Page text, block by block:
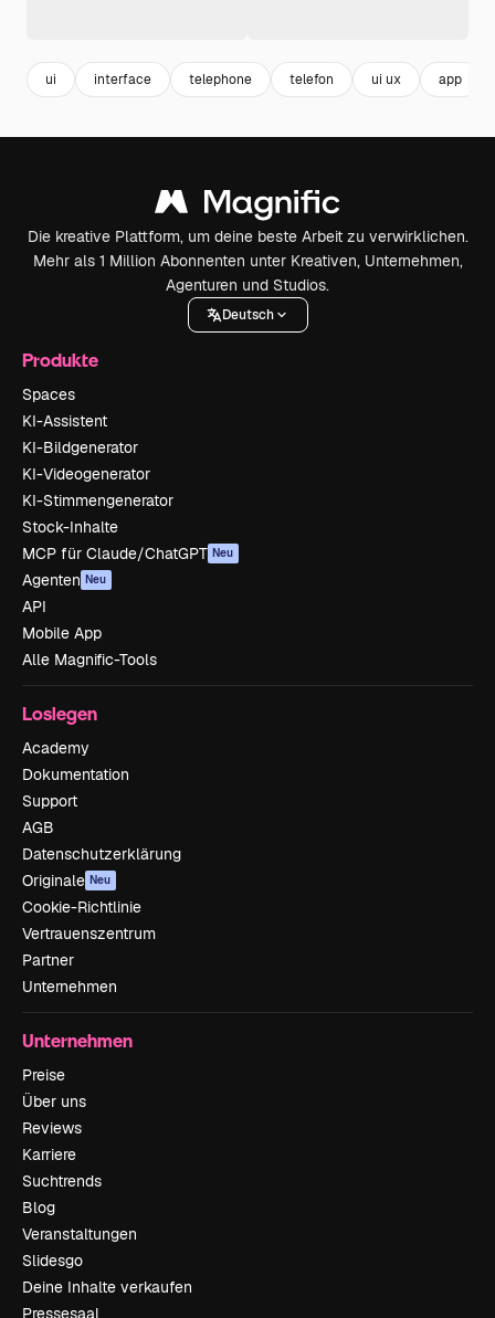
ui interface telephone telefon ui ux app
Die kreative Plattform, um deine beste Arbeit zu verwirklichen.
Mehr als 1 Million Abonnenten unter Kreativen, Unternehmen,
Agenturen und Studios.
Deutsch
Produkte
Spaces
KI-Assistent
KI-Bildgenerator
KI-Videogenerator
KI-Stimmengenerator
Stock-Inhalte
MCP für Claude/ChatGPT Neu
Agenten Neu
API
Mobile App
Alle Magnific-Tools
Loslegen
Academy
Dokumentation
Support
AGB
Datenschutzerklärung
Originale Neu
Cookie-Richtlinie
Vertrauenszentrum
Partner
Unternehmen
Unternehmen
Preise
Über uns
Reviews
Karriere
Suchtrends
Blog
Veranstaltungen
Slidesgo
Deine Inhalte verkaufen
Pressesaal